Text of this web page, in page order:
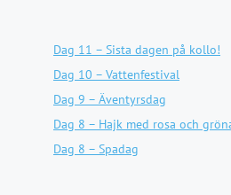
Dag 11 – Sista dagen på kollo!
Dag 10 – Vattenfestival
Dag 9 – Äventyrsdag
Dag 8 – Hajk med rosa och
Dag 8 – Spadag